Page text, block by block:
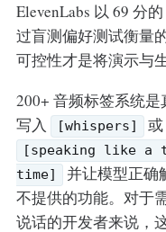
ElevenLabs 以 69 分
过盲测偏好测试衡量
可控性才是将演示与
200+ 音频标签系统
写入
[whispers] 或
[speaking like
time]
并让模型正确
不提供的功能。对于
说话的开发者来说，